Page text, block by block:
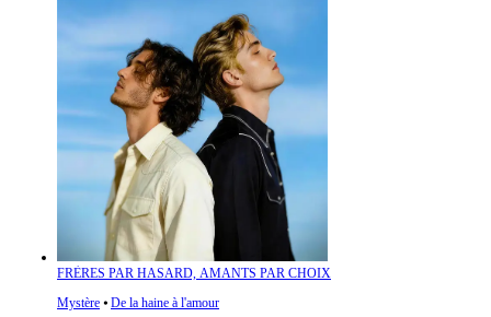
FRÈRES PAR HASARD, AMANTS PAR CHOIX
Mystère ⦁ De la haine à l'amour